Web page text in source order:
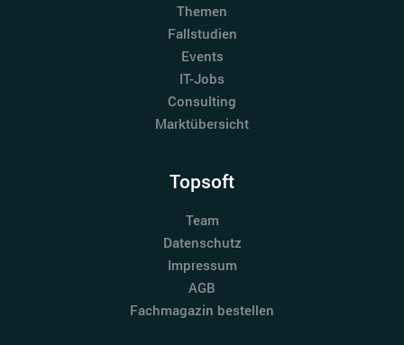
Themen
Fallstudien
Events
IT-Jobs
Consulting
Marktübersicht
Topsoft
Team
Datenschutz
Impressum
AGB
Fachmagazin bestellen